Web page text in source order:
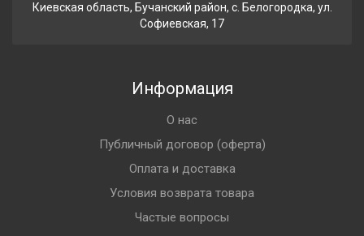
Киевская область, Бучанский район, с. Белогородка, ул.
Софиевская, 17
Информация
О нас
Публичный договор (оферта)
Оплата и доставка
Условия возврата товара
Частые вопросы